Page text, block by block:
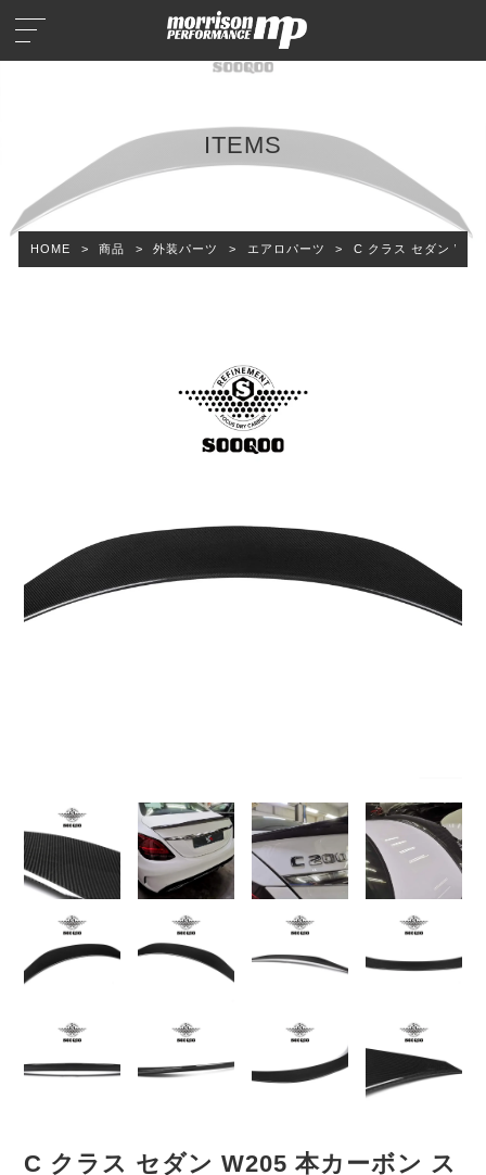
ITEMS
HOME > 商品 > 外装パーツ > エアロパーツ > C クラス セダン
C クラス セダン W205 本カーボン ス